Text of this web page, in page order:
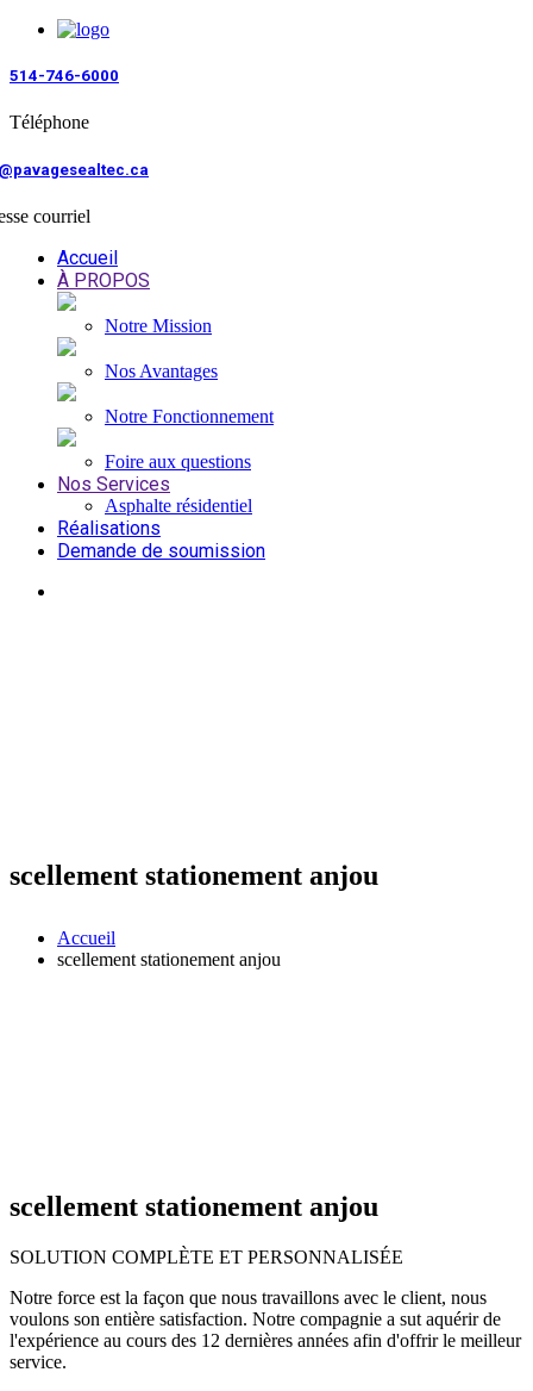
514-746-6000
Téléphone
courriel
Accueil
À PROPOS
Notre Mission
Nos Avantages
Notre Fonctionnement
Foire aux questions
Nos Services
Asphalte résidentiel
Réalisations
Demande de soumission
scellement stationement anjou
Accueil
scellement stationement anjou
scellement stationement anjou
SOLUTION COMPLÈTE ET PERSONNALISÉE
Notre force est la façon que nous travaillons avec le client, nous
voulons son entière satisfaction. Notre compagnie a sut aquérir de
l'expérience au cours des 12 dernières années afin d'offrir le meilleur
service.